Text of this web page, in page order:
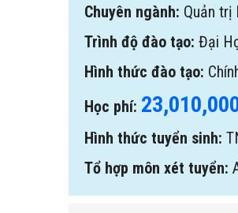
Chuyên ngành: Quản trị
Trình độ đào tạo: Đại
Hình thức đào tạo:
Học phí:
Hình thức tuyển sinh:
Tổ hợp môn xét tuyển: